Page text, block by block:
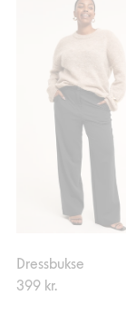
Dressbukse
399 kr.